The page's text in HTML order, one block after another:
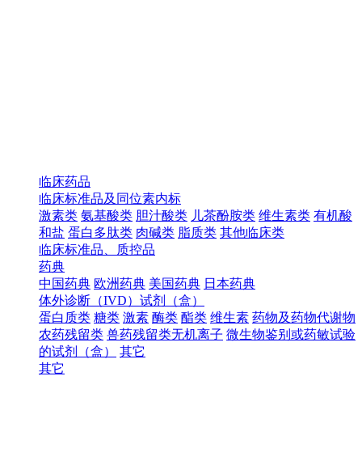
临床药品
临床标准品及同位素内标
激素类 氨基酸类 胆汁酸类 儿茶酚胺类 维生素类 有机酸
和盐 蛋白多肽类 肉碱类 脂质类 其他临床类
临床标准品、质控品
药典
中国药典 欧洲药典 美国药典 日本药典
体外诊断（IVD）试剂（盒）
蛋白质类 糖类 激素 酶类 酯类 维生素 药物及药物代谢物
农药残留类 兽药残留类无机离子 微生物鉴别或药敏试验
的试剂（盒）
其它
其它